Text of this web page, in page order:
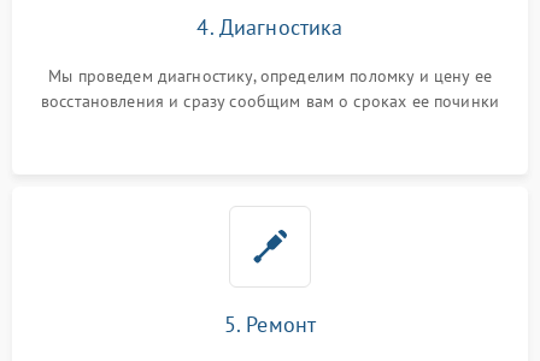
4. Диагностика
Мы проведем диагностику, определим поломку и цену ее
восстановления и сразу сообщим вам о сроках ее починки
5. Ремонт